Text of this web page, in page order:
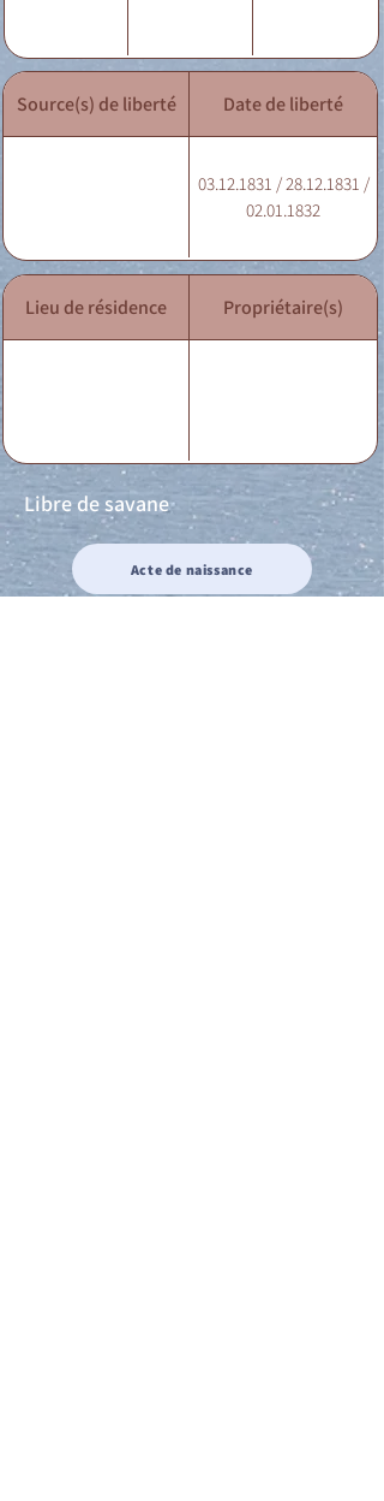
Source(s) de liberté Date de liberté
03.12.1831 / 28.12.1831 /
02.01.1832
Lieu de résidence Propriétaire(s)
Libre de savane
Acte de naissance